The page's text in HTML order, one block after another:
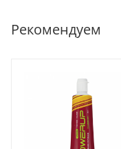
Рекомендуем